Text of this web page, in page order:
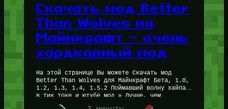
Скачать мод Better
Than Wolves на
Майнкрафт — очень
хардкорный мод
На этой странице Вы можете Скачать мод
Better Than Wolves для Майнкрафт Бета, 1.0,
1.2, 1.3, 1.4, 1.5.2 Поймавший волну хайпа
в тик токе и ютубе мод » Лучше, чем…